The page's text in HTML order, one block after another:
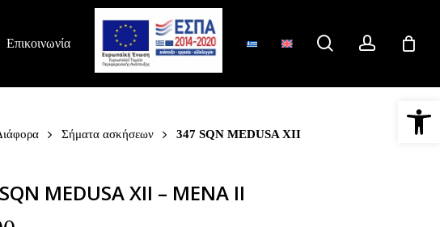
Επικοινωνία searchaccount
Σήματα ασκήσεων
347 SQN MEDUSA XII
MEDUSA XII – MENA II